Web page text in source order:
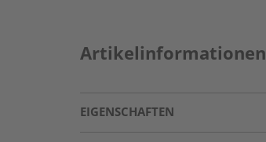
Artikelinformationen
EIGENSCHAFTEN